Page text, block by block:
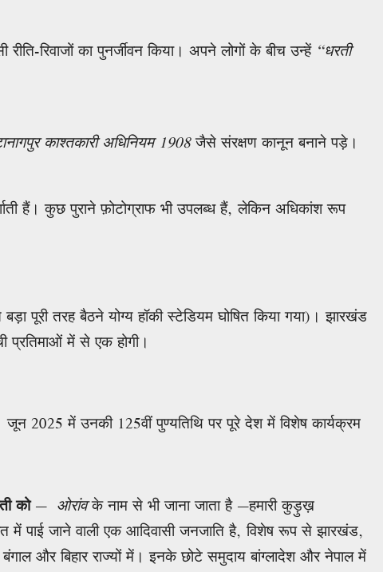
रिवाजों का पुनर्जीवन किया। अपने लोगों के बीच उन्हें “धरती
काश्तकारी अधिनियम 1908जैसे संरक्षण कानून बनाने पड़े।
हैं। कुछ पुराने फ़ोटोग्राफ भी उपलब्ध हैं, लेकिन अधिकांश रूप
बड़ा पूरी तरह बैठने योग्य हॉकी स्टेडियम घोषित किया गया)। झारखंड
प्रतिमाओं में से एक होगी।
2025 में उनकी 125वीं पुण्यतिथि पर पूरे देश में विशेष कार्यक्रम
को— ओरांवके नाम से भी जाना जाता है —हमारी कुड़ुख़
पाई जाने वाली एक आदिवासी जनजाति है, विशेष रूप से झारखंड,
और बिहार राज्यों में। इनके छोटे समुदाय बांग्लादेश और नेपाल में